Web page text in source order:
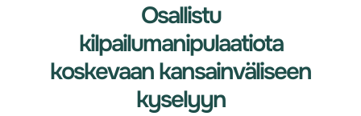
Osallistu
kilpailumanipulaatiota
koskevaan kansainväliseen
kyselyyn